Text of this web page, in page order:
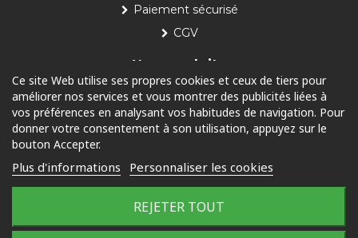
Paiement sécurisé
CGV
Nos produits
Piscine
Jardin
Outdoor
© 2025 Tous droits réservés
Ce site Web utilise ses propres cookies et ceux de tiers pour
améliorer nos services et vous montrer des publicités liées à
vos préférences en analysant vos habitudes de navigation. Pour
donner votre consentement à son utilisation, appuyez sur le
bouton Accepter.
Plus d'informations Personnaliser les cookies
REJETER TOUT